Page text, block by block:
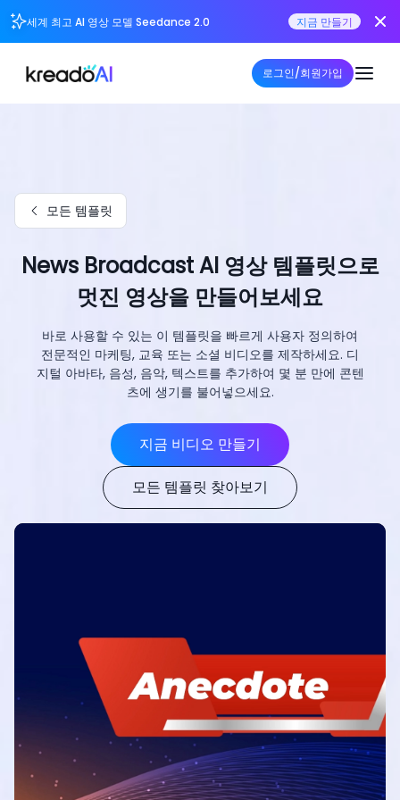
세계 최고 AI 영상 모델 Seedance 2.0 지금 만들기
로그인/회원가입
모든 템플릿
News Broadcast AI 영상 템플릿으로
멋진 영상을 만들어보세요
바로 사용할 수 있는 이 템플릿을 빠르게 사용자 정의하여
전문적인 마케팅, 교육 또는 소셜 비디오를 제작하세요. 디
지털 아바타, 음성, 음악, 텍스트를 추가하여 몇 분 만에 콘텐
츠에 생기를 불어넣으세요.
지금 비디오 만들기
모든 템플릿 찾아보기